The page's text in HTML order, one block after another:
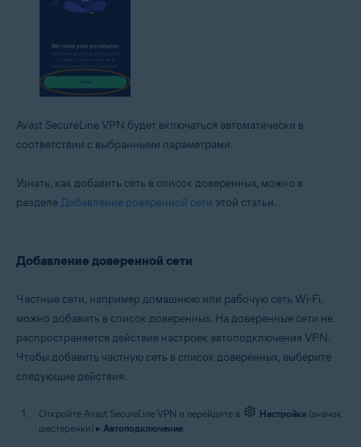
Avast SecureLine VPN будет включаться автоматически в
соответствии с выбранными параметрами.
Узнать, как добавить сеть в список доверенных, можно в
разделе Добавление доверенной сети этой статьи.
Добавление доверенной сети
Частные сети, например домашнюю или рабочую сеть Wi-Fi,
можно добавить в список доверенных. На доверенные сети не
распространяется действие настроек автоподключения VPN.
Чтобы добавить частную сеть в список доверенных, выберите
следующие действия.
Откройте Avast SecureLine VPN и перейдите в Настройки (значок
шестеренки) ▸ Автоподключение.